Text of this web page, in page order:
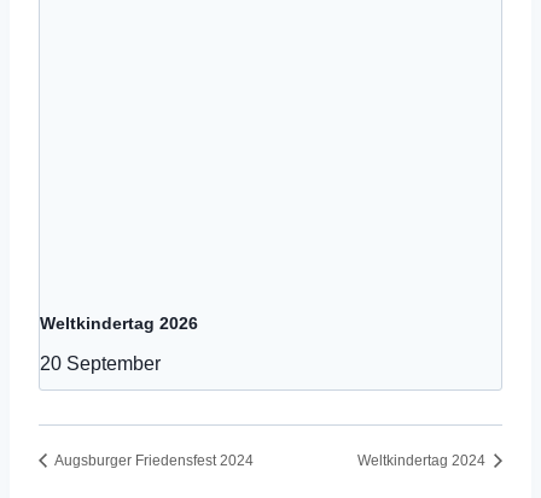
Weltkindertag 2026
20 September
Augsburger Friedensfest 2024 Weltkindertag 2024